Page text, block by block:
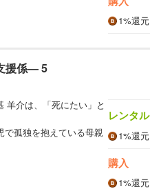
1%還元
援係― 5
羊介は、「死にたい」と
で孤独を抱えている母親
レンタル
1%還元
購入
1%還元